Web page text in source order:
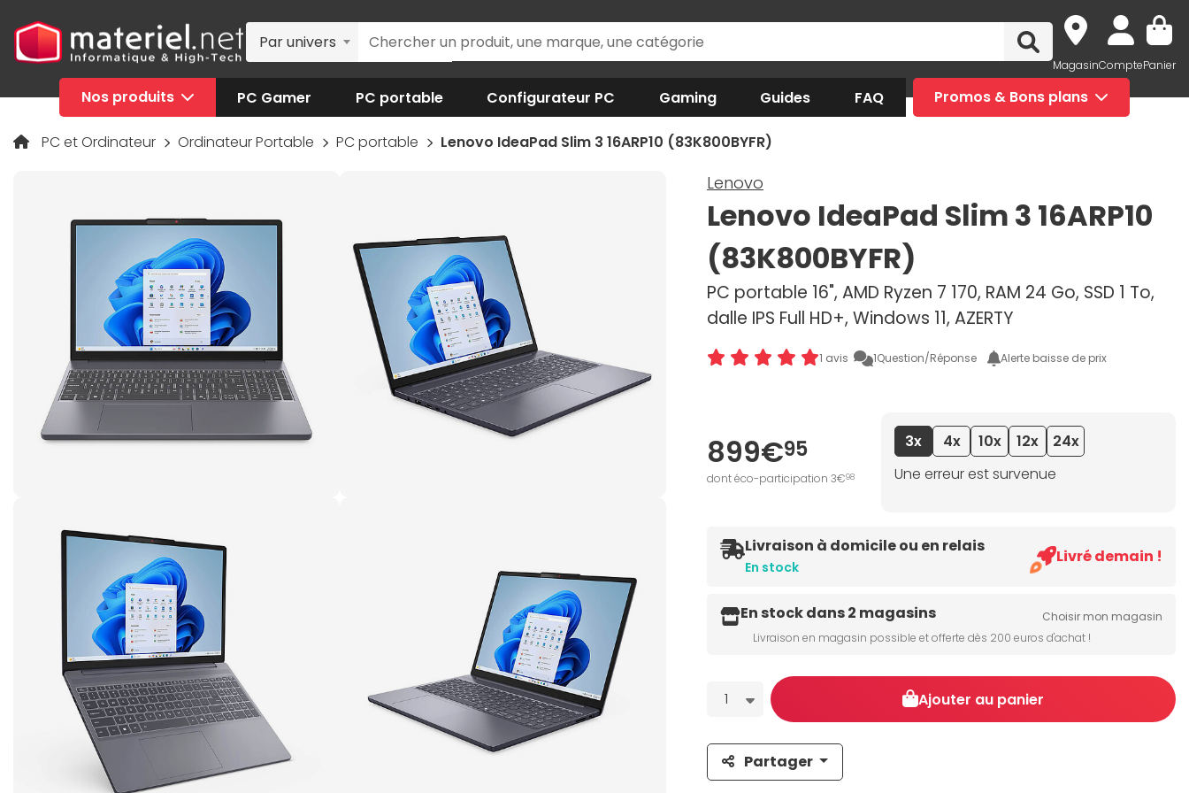
Par univers
MagasinComptePanier
Nos produits PC Gamer PC portable Configurateur PC Gaming Guides FAQ Promos & Bons plans
PC et Ordinateur Ordinateur Portable PC portable Lenovo IdeaPad Slim 3 16ARP10 (83K800BYFR)
Lenovo
Lenovo IdeaPad Slim 3 16ARP10
(83K800BYFR)
PC portable 16", AMD Ryzen 7 170, RAM 24 Go, SSD 1 To,
dalle IPS Full HD+, Windows 11, AZERTY
1 avis 1Question/Réponse Alerte baisse de prix
899€95
dont éco-participation 3€98
3x 4x 10x 12x
24x
Une erreur est survenue
Livraison à domicile ou en relais
En stock
Livré demain !
En stock dans 2 magasins
Choisir mon magasin
Livraison en magasin possible et offerte dès 200 euros d'achat !
Quantité
1 Ajouter au panier
Partager